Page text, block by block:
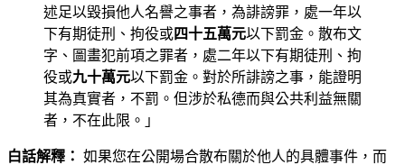
述足以毀損他人名譽之事者，為誹謗罪，處一年以
下有期徒刑、拘役或四十五萬元以下罰金。散布文
字、圖畫犯前項之罪者，處二年以下有期徒刑、拘
役或九十萬元以下罰金。對於所誹謗之事，能證明
其為真實者，不罰。但涉於私德而與公共利益無關
者，不在此限。」
白話解釋： 如果您在公開場合散布關於他人的具體事件，而